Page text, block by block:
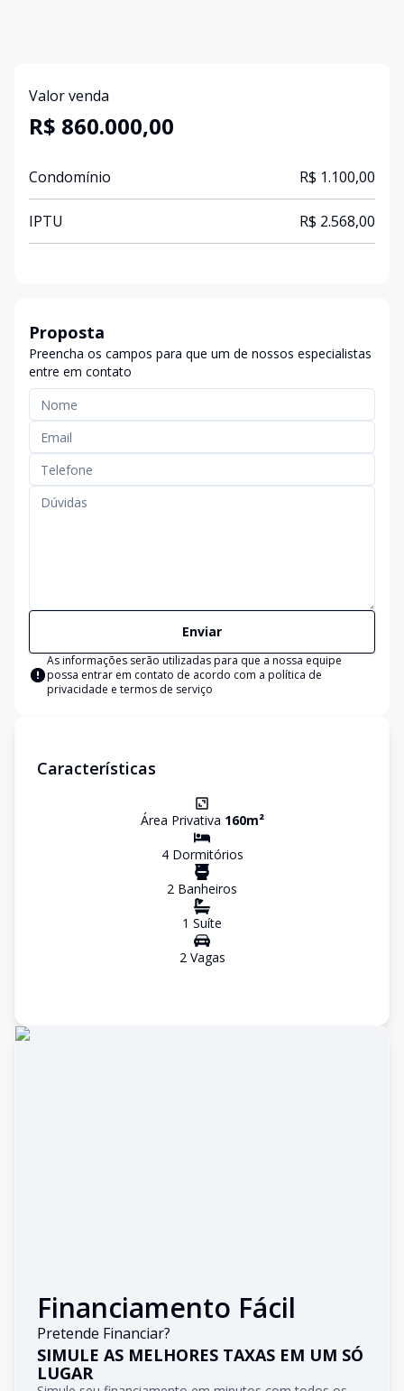
Valor venda
R$ 860.000,00
Condomínio R$ 1.100,00
IPTU R$ 2.568,00
Proposta
Preencha os campos para que um de nossos especialistas
entre em contato
Enviar
As informações serão utilizadas para que a nossa equipe
possa entrar em contato de acordo com a política de
privacidade e termos de serviço
Características
Área Privativa 160m²
4Dormitórios
2 Banheiros
1 Suíte
2Vagas
Financiamento Fácil
Pretende Financiar?
SIMULE AS MELHORES TAXAS EM UM SÓ
LUGAR